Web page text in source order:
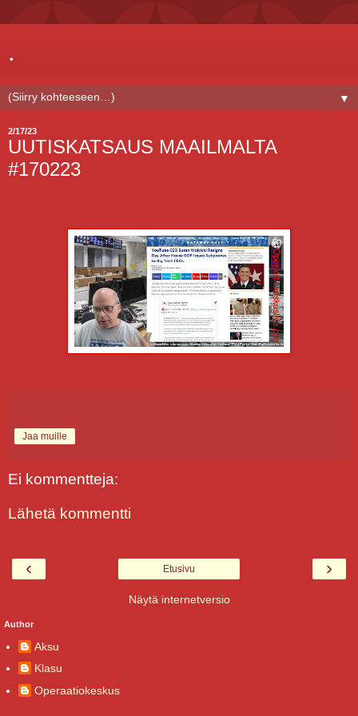
.
▼
2/17/23
UUTISKATSAUS MAAILMALTA
#170223
Jaa muille
Ei kommentteja:
Lähetä kommentti
‹ ›
Etusivu
Näytä internetversio
Author
Aksu
Klasu
Operaatiokeskus